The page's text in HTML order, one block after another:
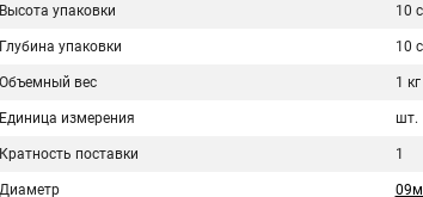
Высота упаковки 10
Глубина упаковки 10
Объемный вес 1 кг
Единица измерения шт.
Кратность поставки 1
Диаметр